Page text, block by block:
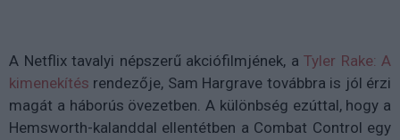
A Netflix tavalyi népszerű akciófilmjének, a Tyler Rake: A
kimenekítés rendezője, Sam Hargrave továbbra is jól érzi
magát a háborús övezetben. A különbség ezúttal, hogy a
Hemsworth-kalanddal ellentétben a Combat Control egy